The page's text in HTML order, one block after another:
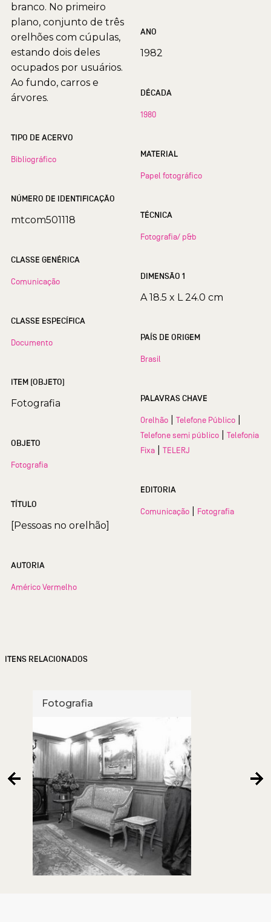
branco. No primeiro
plano, conjunto de três
orelhões com cúpulas,
estando dois deles
ocupados por usuários.
Ao fundo, carros e
árvores.
TIPO DE ACERVO
Bibliográfico
NÚMERO DE IDENTIFICAÇÃO
mtcom501118
CLASSE GENÉRICA
Comunicação
CLASSE ESPECÍFICA
Documento
ITEM (OBJETO)
Fotografia
OBJETO
Fotografia
TÍTULO
[Pessoas no orelhão]
AUTORIA
Américo Vermelho
ANO
1982
DÉCADA
1980
MATERIAL
Papel fotográfico
TÉCNICA
Fotografia/ p&b
DIMENSÃO 1
A 18.5 x L 24.0 cm
PAÍS DE ORIGEM
Brasil
PALAVRAS CHAVE
Orelhão Telefone Público
Telefone semi público
Telefonia
Fixa
TELERJ
EDITORIA
Comunicação Fotografia
ITENS RELACIONADOS
Fotografia